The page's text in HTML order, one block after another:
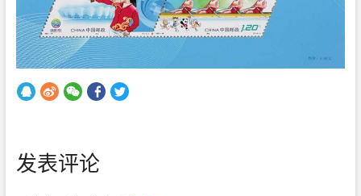
发表评论